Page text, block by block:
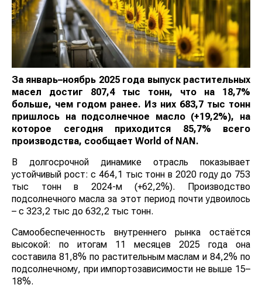
За январь–ноябрь 2025 года выпуск растительных
масел достиг 807,4 тыс тонн, что на 18,7%
больше, чем годом ранее. Из них 683,7 тыс тонн
пришлось на подсолнечное масло (+19,2%), на
которое сегодня приходится 85,7% всего
производства, сообщает World of NAN.
В долгосрочной динамике отрасль показывает
устойчивый рост: с 464,1 тыс тонн в 2020 году до 753
тыс тонн в 2024-м (+62,2%). Производство
подсолнечного масла за этот период почти удвоилось
– с 323,2 тыс до 632,2 тыс тонн.
Самообеспеченность внутреннего рынка остаётся
высокой: по итогам 11 месяцев 2025 года она
составила 81,8% по растительным маслам и 84,2% по
подсолнечному, при импортозависимости не выше 15–
18%.